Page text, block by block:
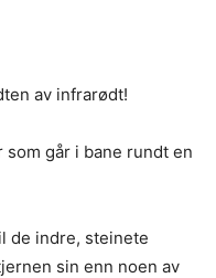
av infrarødt!
går i bane rundt en
de indre, steinete
sin enn noen av